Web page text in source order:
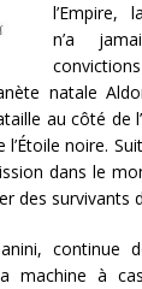
l’Empire,
n’a
natale
au côté de
noire.
dans le
des survivants
continue
machine à